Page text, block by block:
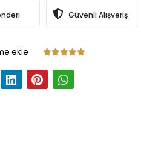
Güvenli Alışveriş
ekle